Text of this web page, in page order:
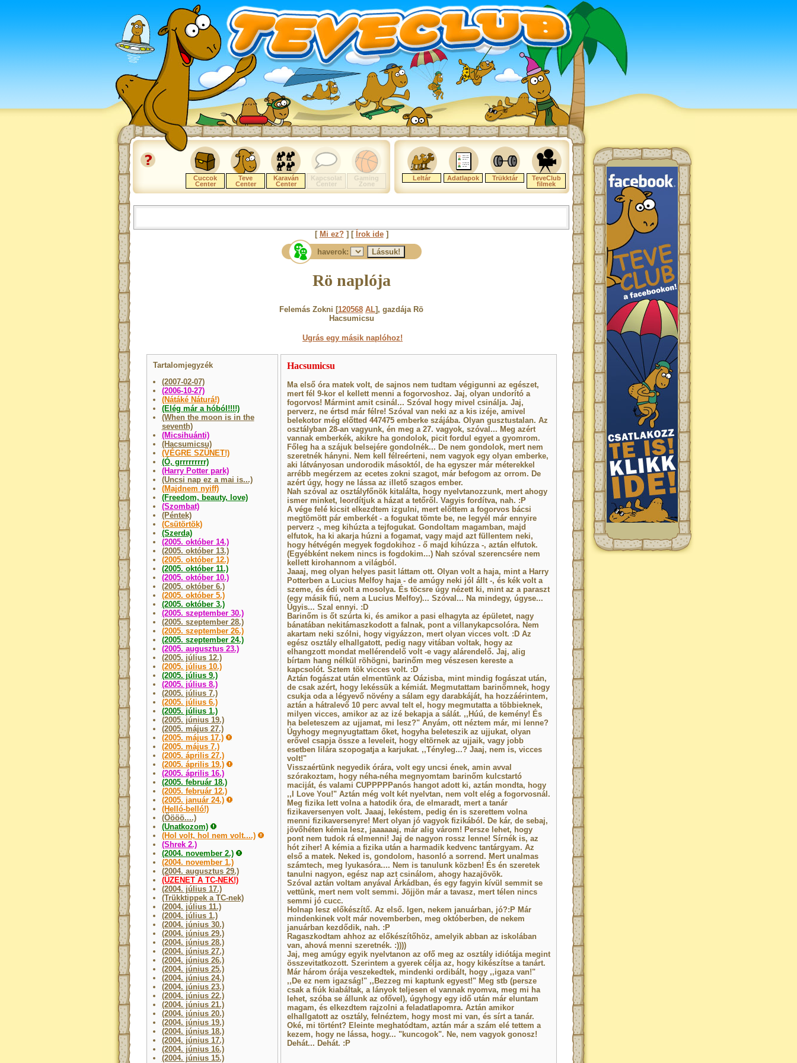
Cuccok
Center
Teve
Center
Karaván
Center
Kapcsolat
Center
Gaming
Zone
Leltár Adatlapok Trükktár
TeveClub
filmek
[ Mi ez?] [ Írok ide]
haverok:
Rö naplója
Felemás Zokni [120568 AL], gazdája Rö
Hacsumicsu
Ugrás egy másik naplóhoz!
Tartalomjegyzék
(2007-02-07)
(2006-10-27)
(Nátáké Náturá!)
(Elég már a hóból!!!!)
(When the moon is in the
seventh)
(Micsihuánti)
(Hacsumicsu)
(VÉGRE SZÜNET!)
(Ó, grrrrrrrrr)
(Harry Potter park)
(Uncsi nap ez a mai is...)
(Majdnem nyiff)
(Freedom, beauty, love)
(Szombat)
(Péntek)
(Csütörtök)
(Szerda)
(2005. október 14.)
(2005. október 13.)
(2005. október 12.)
(2005. október 11.)
(2005. október 10.)
(2005. október 6.)
(2005. október 5.)
(2005. október 3.)
(2005. szeptember 30.)
(2005. szeptember 28.)
(2005. szeptember 26.)
(2005. szeptember 24.)
(2005. augusztus 23.)
(2005. július 12.)
(2005. július 10.)
(2005. július 9.)
(2005. július 8.)
(2005. július 7.)
(2005. július 6.)
(2005. július 1.)
(2005. június 19.)
(2005. május 27.)
(2005. május 17.)
(2005. május 7.)
(2005. április 27.)
(2005. április 19.)
(2005. április 16.)
(2005. február 18.)
(2005. február 12.)
(2005. január 24.)
(Helló-belló!)
(Öööö....)
(Unatkozom)
(Hol volt, hol nem volt....)
(Shrek 2.)
(2004. november 2.)
(2004. november 1.)
(2004. augusztus 29.)
(ÜZENET A TC-NEK!)
(2004. július 17.)
(Trükktippek a TC-nek)
(2004. július 11.)
(2004. július 1.)
(2004. június 30.)
(2004. június 29.)
(2004. június 28.)
(2004. június 27.)
(2004. június 26.)
(2004. június 25.)
(2004. június 24.)
(2004. június 23.)
(2004. június 22.)
(2004. június 21.)
(2004. június 20.)
(2004. június 19.)
(2004. június 18.)
(2004. június 17.)
(2004. június 16.)
(2004. június 15.)
Hacsumicsu
Ma első óra matek volt, de sajnos nem tudtam végigunni az egészet,
mert fél 9-kor el kellett menni a fogorvoshoz. Jaj, olyan undorító a
fogorvos! Mármint amit csinál... Szóval hogy mivel csinálja. Jaj,
perverz, ne értsd már félre! Szóval van neki az a kis izéje, amivel
belekotor még előtted 447475 emberke szájába. Olyan gusztustalan. Az
osztályban 28-an vagyunk, én meg a 27. vagyok, szóval... Meg azért
vannak emberkék, akikre ha gondolok, picit fordul egyet a gyomrom.
Főleg ha a szájuk belsejére gondolnék... De nem gondolok, mert nem
szeretnék hányni. Nem kell félreérteni, nem vagyok egy olyan emberke,
aki látványosan undorodik másoktól, de ha egyszer már méterekkel
arrébb megérzem az ecetes zokni szagot, már befogom az orrom. De
azért úgy, hogy ne lássa az illető szagos ember.
Nah szóval az osztályfőnök kitalálta, hogy nyelvtanozzunk, mert ahogy
ismer minket, leordítjuk a házat a tetőről. Vagyis fordítva, nah. :P
A vége felé kicsit elkezdtem izgulni, mert előttem a fogorvos bácsi
megtömött pár emberkét - a fogukat tömte be, ne legyél már ennyire
perverz -, meg kihúzta a tejfogukat. Gondoltam magamban, majd
elfutok, ha ki akarja húzni a fogamat, vagy majd azt füllentem neki,
hogy hétvégén megyek fogdokihoz - ő majd kihúzza -, aztán elfutok.
(Egyébként nekem nincs is fogdokim...) Nah szóval szerencsére nem
kellett kirohannom a világból.
Jaaaj, meg olyan helyes pasit láttam ott. Olyan volt a haja, mint a Harry
Potterben a Lucius Melfoy haja - de amúgy neki jól állt -, és kék volt a
szeme, és édi volt a mosolya. És töcsre úgy nézett ki, mint az a paraszt
(egy másik fiú, nem a Lucius Melfoy)... Szóval... Na mindegy, úgyse...
Úgyis... Szal ennyi. :D
Barinőm is őt szúrta ki, és amikor a pasi elhagyta az épületet, nagy
bánatában nekitámaszkodott a falnak, pont a villanykapcsolóra. Nem
akartam neki szólni, hogy vigyázzon, mert olyan vicces volt. :D Az
egész osztály elhallgatott, pedig nagy vitában voltak, hogy az
elhangzott mondat mellérendelő volt -e vagy alárendelő. Jaj, alig
bírtam hang nélkül röhögni, barinőm meg vészesen kereste a
kapcsolót. Sztem tök vicces volt. :D
Aztán fogászat után elmentünk az Oázisba, mint mindig fogászat után,
de csak azért, hogy lekéssük a kémiát. Megmutattam barinőmnek, hogy
csukja oda a légyevő növény a sálam egy darabkáját, ha hozzáérintem,
aztán a hátralevő 10 perc avval telt el, hogy megmutatta a többieknek,
milyen vicces, amikor az az izé bekapja a sálát. ,,Húú, de kemény! És
ha beleteszem az ujjamat, mi lesz?" Anyám, ott néztem már, mi lenne?
Úgyhogy megnyugtattam őket, hogyha beleteszik az ujjukat, olyan
erővel csapja össze a leveleit, hogy eltörnek az ujjaik, vagy jobb
esetben lilára szopogatja a karjukat. ,,Tényleg...? Jaaj, nem is, vicces
volt!"
Visszaértünk negyedik órára, volt egy uncsi ének, amin avval
szórakoztam, hogy néha-néha megnyomtam barinőm kulcstartó
maciját, és valami CUPPPPPanós hangot adott ki, aztán mondta, hogy
,,I Love You!" Aztán még volt két nyelvtan, nem volt elég a fogorvosnál.
Meg fizika lett volna a hatodik óra, de elmaradt, mert a tanár
fizikaversenyen volt. Jaaaj, lekéstem, pedig én is szerettem volna
menni fizikaversenyre! Mert olyan jó vagyok fizikából. De kár, de sebaj,
jövőhéten kémia lesz, jaaaaaaj, már alig várom! Persze lehet, hogy
pont nem tudok rá elmenni! Jaj de nagyon rossz lenne! Sírnék is, az
hót ziher! A kémia a fizika után a harmadik kedvenc tantárgyam. Az
első a matek. Neked is, gondolom, hasonló a sorrend. Mert unalmas
számtech, meg lyukasóra.... Nem is tanulunk közben! És én szeretek
tanulni nagyon, egész nap azt csinálom, ahogy hazajövök.
Szóval aztán voltam anyával Árkádban, és egy fagyin kívül semmit se
vettünk, mert nem volt semmi. Jöjjön már a tavasz, mert télen nincs
semmi jó cucc.
Holnap lesz előkészítő. Az első. Igen, nekem januárban, jó?:P Már
mindenkinek volt már novemberben, meg októberben, de nekem
januárban kezdődik, nah. :P
Ragaszkodtam ahhoz az előkészítőhöz, amelyik abban az iskolában
van, ahová menni szeretnék. :))))
Jaj, meg amúgy egyik nyelvtanon az ofő meg az osztály idiótája megint
összevitatkozott. Szerintem a gyerek célja az, hogy kikészítse a tanárt.
Már három órája veszekedtek, mindenki ordibált, hogy ,,igaza van!"
,,De ez nem igazság!" ,,Bezzeg mi kaptunk egyest!" Meg stb (persze
csak a fiúk kiabáltak, a lányok teljesen el vannak nyomva, meg mi ha
lehet, szóba se állunk az ofővel), úgyhogy egy idő után már eluntam
magam, és elkezdtem rajzolni a feladatlapomra. Aztán amikor
elhallgatott az osztály, felnéztem, hogy most mi van, és sírt a tanár.
Oké, mi történt? Eleinte meghatódtam, aztán már a szám elé tettem a
kezem, hogy ne lássa, hogy... "kuncogok". Ne, nem vagyok gonosz!
Dehát... Dehát. :P